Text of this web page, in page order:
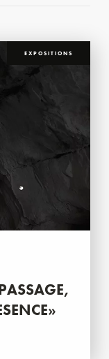
EXPOSITIONS